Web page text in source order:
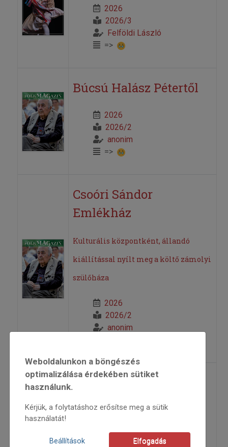
2026
2026/3
Felföldi László
=>
Búcsú Halász Pétertől
2026
2026/2
anonim
=>
Csoóri Sándor
Emlékház
Kulturális központként, állandó
kiállítással nyílt meg a költő zámolyi
szülőháza
2026
2026/2
anonim
Díjazott néprajzi
filmesek
Weboldalunkon a böngészés
optimalizálása érdekében sütiket
használunk.
Kérjük, a folytatáshoz erősítse meg a sütik
használatát!
Beállítások Elfogadás